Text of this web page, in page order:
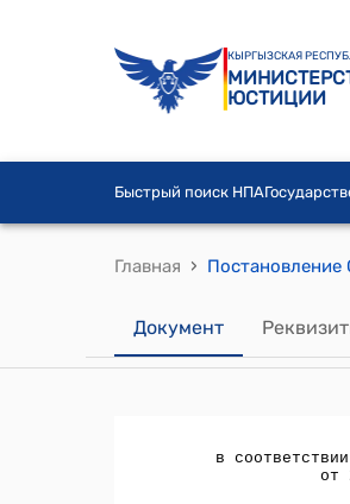
КЫРГЫЗСКАЯ
ЮСТИЦИИ
Быстрый поиск НПА
Главная ›
Документ